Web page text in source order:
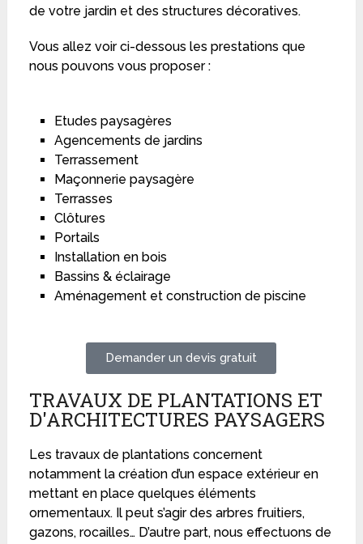
de votre jardin et des structures décoratives.
Vous allez voir ci-dessous les prestations que
nous pouvons vous proposer :
Etudes paysagères
Agencements de jardins
Terrassement
Maçonnerie paysagère
Terrasses
Clôtures
Portails
Installation en bois
Bassins & éclairage
Aménagement et construction de piscine
Demander un devis gratuit
TRAVAUX DE PLANTATIONS ET
D'ARCHITECTURES PAYSAGERS
Les travaux de plantations concernent
notamment la création d’un espace extérieur en
mettant en place quelques éléments
ornementaux. Il peut s’agir des arbres fruitiers,
gazons, rocailles… D’autre part, nous effectuons de